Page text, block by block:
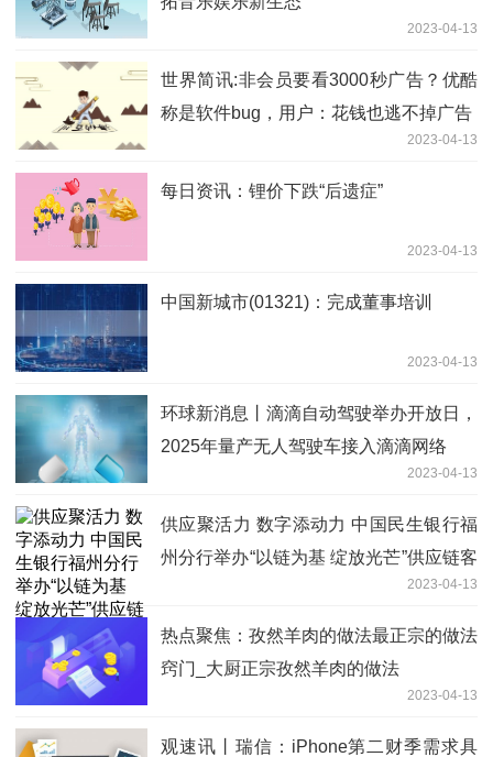
2023-04-13
世界简讯:非会员要看3000秒广告？优酷
称是软件bug，用户：花钱也逃不掉广告
2023-04-13
每日资讯：锂价下跌“后遗症”
2023-04-13
中国新城市(01321)：完成董事培训
2023-04-13
环球新消息丨滴滴自动驾驶举办开放日，
2025年量产无人驾驶车接入滴滴网络
2023-04-13
供应聚活力 数字添动力 中国民生银行福
州分行举办“以链为基 绽放光芒”供应链客
2023-04-13
热点聚焦：孜然羊肉的做法最正宗的做法
窍门_大厨正宗孜然羊肉的做法
2023-04-13
观速讯丨瑞信：iPhone第二财季需求具